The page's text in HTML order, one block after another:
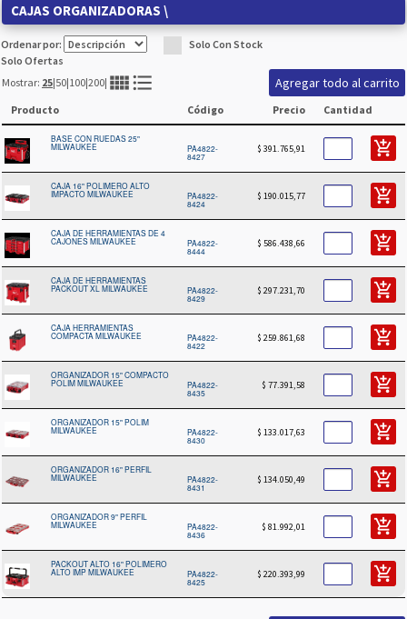
CAJAS ORGANIZADORAS \
Ordenar por:
Solo Con Stock
Solo Ofertas
Mostrar: 25|50|100|200| view_comfyformat_list_bulleted
Producto Código Precio Cantidad
BASE CON RUEDAS 25"
MILWAUKEE PA4822-
8427
$ 391.765,91 add_shopping_cart
CAJA 16" POLIMERO ALTO
IMPACTO MILWAUKEE PA4822-
8424
$ 190.015,77 add_shopping_cart
CAJA DE HERRAMIENTAS DE 4
CAJONES MILWAUKEE PA4822-
8444
$ 586.438,66 add_shopping_cart
CAJA DE HERRAMIENTAS
PACKOUT XL MILWAUKEE PA4822-
8429
$ 297.231,70 add_shopping_cart
CAJA HERRAMIENTAS
COMPACTA MILWAUKEE PA4822-
8422
$ 259.861,68 add_shopping_cart
ORGANIZADOR 15" COMPACTO
POLIM MILWAUKEE PA4822-
8435
$ 77.391,58 add_shopping_cart
ORGANIZADOR 15" POLIM
MILWAUKEE PA4822-
8430
$ 133.017,63 add_shopping_cart
ORGANIZADOR 16" PERFIL
MILWAUKEE PA4822-
8431
$ 134.050,49 add_shopping_cart
ORGANIZADOR 9" PERFIL
MILWAUKEE PA4822-
8436
$ 81.992,01 add_shopping_cart
PACKOUT ALTO 16" POLIMERO
ALTO IMP MILWAUKEE PA4822-
8425
$ 220.393,99 add_shopping_cart